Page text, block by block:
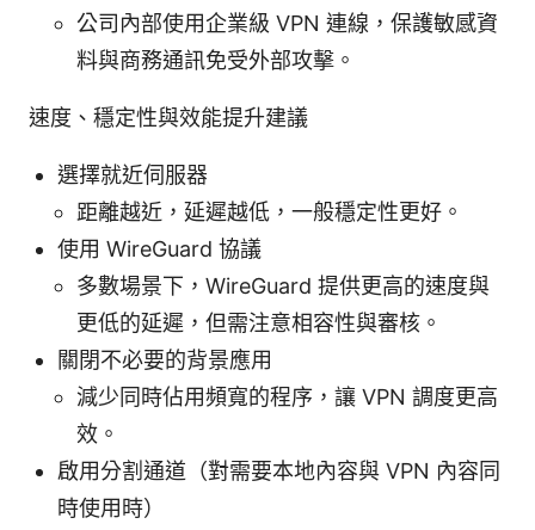
公司內部使用企業級 VPN 連線，保護敏感資
料與商務通訊免受外部攻擊。
速度、穩定性與效能提升建議
選擇就近伺服器
距離越近，延遲越低，一般穩定性更好。
使用 WireGuard 協議
多數場景下，WireGuard 提供更高的速度與
更低的延遲，但需注意相容性與審核。
關閉不必要的背景應用
減少同時佔用頻寬的程序，讓 VPN 調度更高
效。
啟用分割通道（對需要本地內容與 VPN 內容同
時使用時）